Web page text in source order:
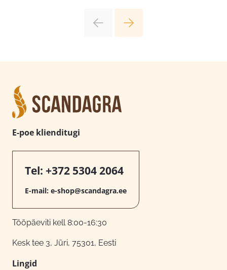
E-poe klienditugi
Tel: +372 5304 2064
E-mail: e-shop@scandagra.ee
Tööpäeviti kell 8:00-16:30
Kesk tee 3, Jüri, 75301, Eesti
Lingid